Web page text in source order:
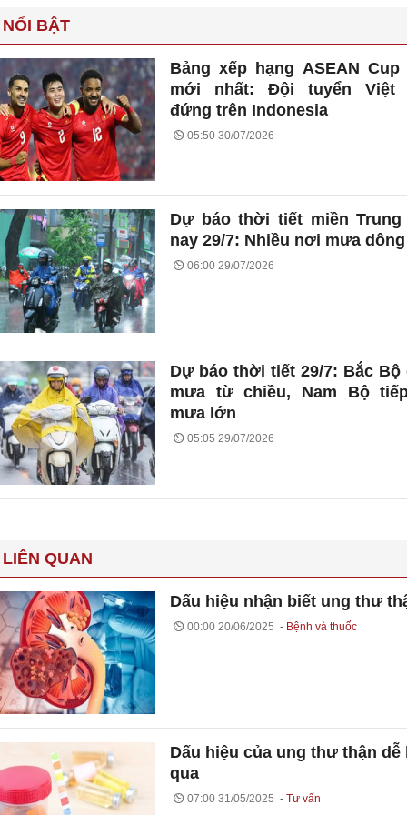
BẬT
Bảng xếp hạng ASEAN Cup
mới nhất: Đội tuyển Việt
đứng trên Indonesia
05:50 30/07/2026
Dự báo thời tiết miền Trung
nay 29/7: Nhiều nơi mưa dông
06:00 29/07/2026
Dự báo thời tiết 29/7: Bắc Bộ
mưa từ chiều, Nam Bộ
mưa lớn
05:05 29/07/2026
QUAN
Dấu hiệu nhận biết ung thư
00:00 20/06/2025 Bệnh và thuốc
Dấu hiệu của ung thư thận dễ
qua
07:00 31/05/2025 Tư vấn